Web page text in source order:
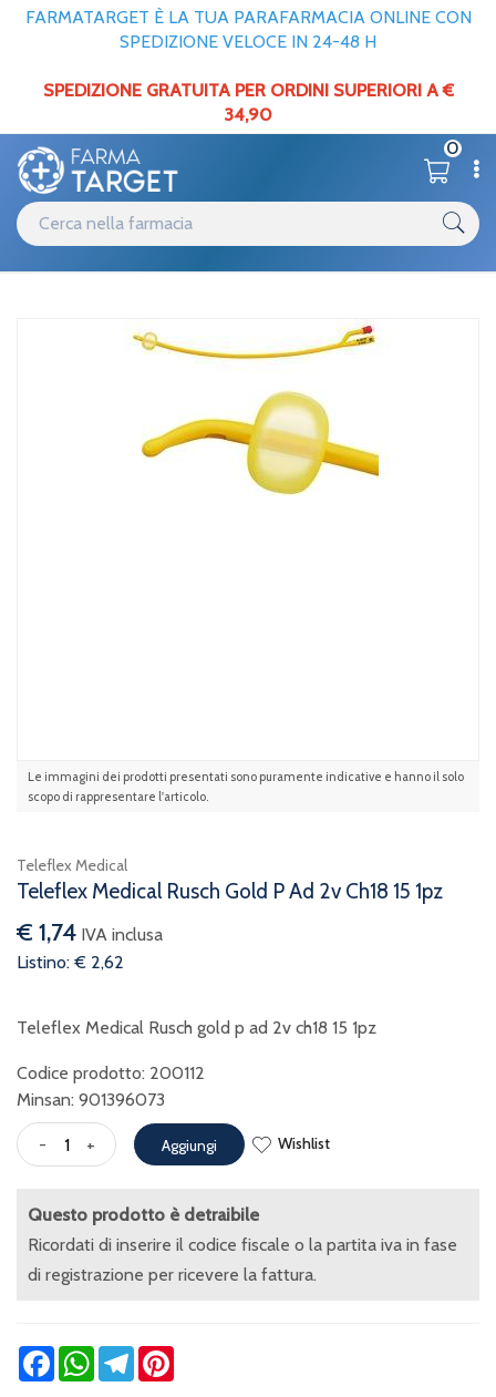
FARMATARGET È LA TUA PARAFARMACIA ONLINE CON
SPEDIZIONE VELOCE IN 24-48 H
SPEDIZIONE GRATUITA PER ORDINI SUPERIORI A €
34,90
0
Teleflex Medical Rusch Gold P Ad 2v Ch18 15 1pz
Le immagini dei prodotti presentati sono puramente indicative e hanno il solo
scopo di rappresentare l'articolo.
Teleflex Medical
Teleflex Medical Rusch Gold P Ad 2v Ch18 15 1pz
€ 1,74 IVA inclusa
Listino: € 2,62
Teleflex Medical Rusch gold p ad 2v ch18 15 1pz
Codice prodotto: 200112
Minsan: 901396073
- + Aggiungi Wishlist
Questo prodotto è detraibile
Ricordati di inserire il codice fiscale o la partita iva in fase
di registrazione per ricevere la fattura.
FacebookWhatsApp
Telegram